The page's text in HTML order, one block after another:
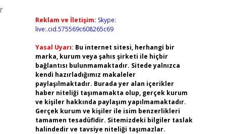
Reklam ve İletişim: Skype:
live:.cid.575569c608265c69
Yasal Uyarı: Bu internet sitesi, herhangi bir
marka, kurum veya şahıs şirketi ile hiçbir
bağlantısı bulunmamaktadır. Sitede yalnızca
kendi hazırladığımız makaleler
paylaşılmaktadır. Burada yer alan içerikler
haber niteliği taşımamakta olup, gerçek kurum
ve kişiler hakkında paylaşım yapılmamaktadır.
Gerçek kurum ve kişiler ile isim benzerlikleri
tamamen tesadüfidir. Sitemizdeki bilgiler taslak
halindedir ve tavsiye niteliği taşımazlar.